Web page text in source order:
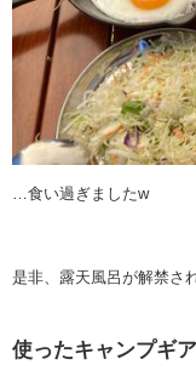
…食い過ぎましたw
是非、露天風呂が解禁さ
使ったキャンプギア